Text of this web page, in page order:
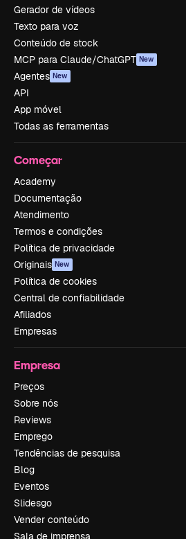
Gerador de vídeos
Texto para voz
Conteúdo de stock
MCP para Claude/ChatGPT New
Agentes New
API
App móvel
Todas as ferramentas
Começar
Academy
Documentação
Atendimento
Termos e condições
Política de privacidade
Originais New
Política de cookies
Central de confiabilidade
Afiliados
Empresas
Empresa
Preços
Sobre nós
Reviews
Emprego
Tendências de pesquisa
Blog
Eventos
Slidesgo
Vender conteúdo
Sala de imprensa